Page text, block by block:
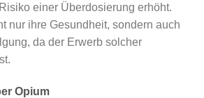
einer Überdosierung erhöht.
nur ihre Gesundheit, sondern auch
da der Erwerb solcher
Opium